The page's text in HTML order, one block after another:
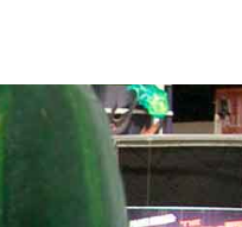
wp-